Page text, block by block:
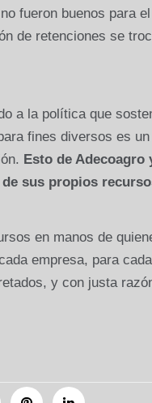
fueron buenos para
de retenciones se
a la política que
fines diversos es un
Esto de Adecoagro
sus propios
en manos de
empresa, para
y con justa